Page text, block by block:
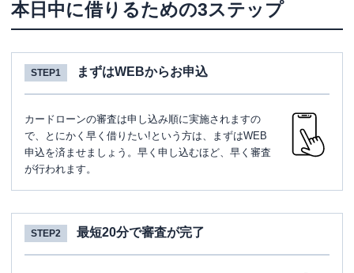
本日中に借りるための3ステップ
STEP1 まずはWEBからお申込
カードローンの審査は申し込み順に実施されますの
で、とにかく早く借りたい!という方は、まずはWEB
申込を済ませましょう。早く申し込むほど、早く審査
が行われます。
STEP2 最短20分で審査が完了